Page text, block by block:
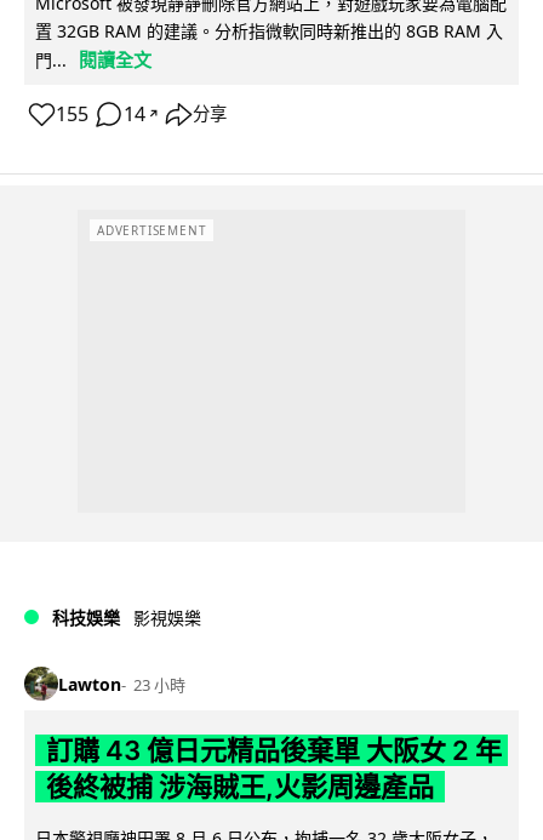
置 32GB RAM 的建議。分析指微軟同時新推出的 8GB RAM 入
門...
閱讀全文
155 14 ↗ 分享
ADVERTISEMENT
科技娛樂 影視娛樂
Lawton 23 小時
訂購 43 億日元精品後棄單 大阪女 2 年
後終被捕 涉海賊王,火影周邊產品